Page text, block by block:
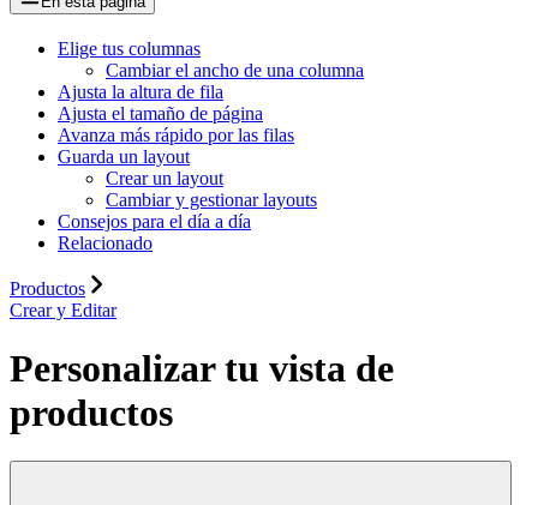
Elige tus columnas
Cambiar el ancho de una columna
Ajusta la altura de fila
Ajusta el tamaño de página
Avanza más rápido por las filas
Guarda un layout
Crear un layout
Cambiar y gestionar layouts
Consejos para el día a día
Relacionado
Productos
Crear y Editar
Personalizar tu vista de
productos